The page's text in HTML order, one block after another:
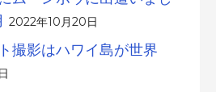
2022年10月20日
撮影はハワイ島が世界